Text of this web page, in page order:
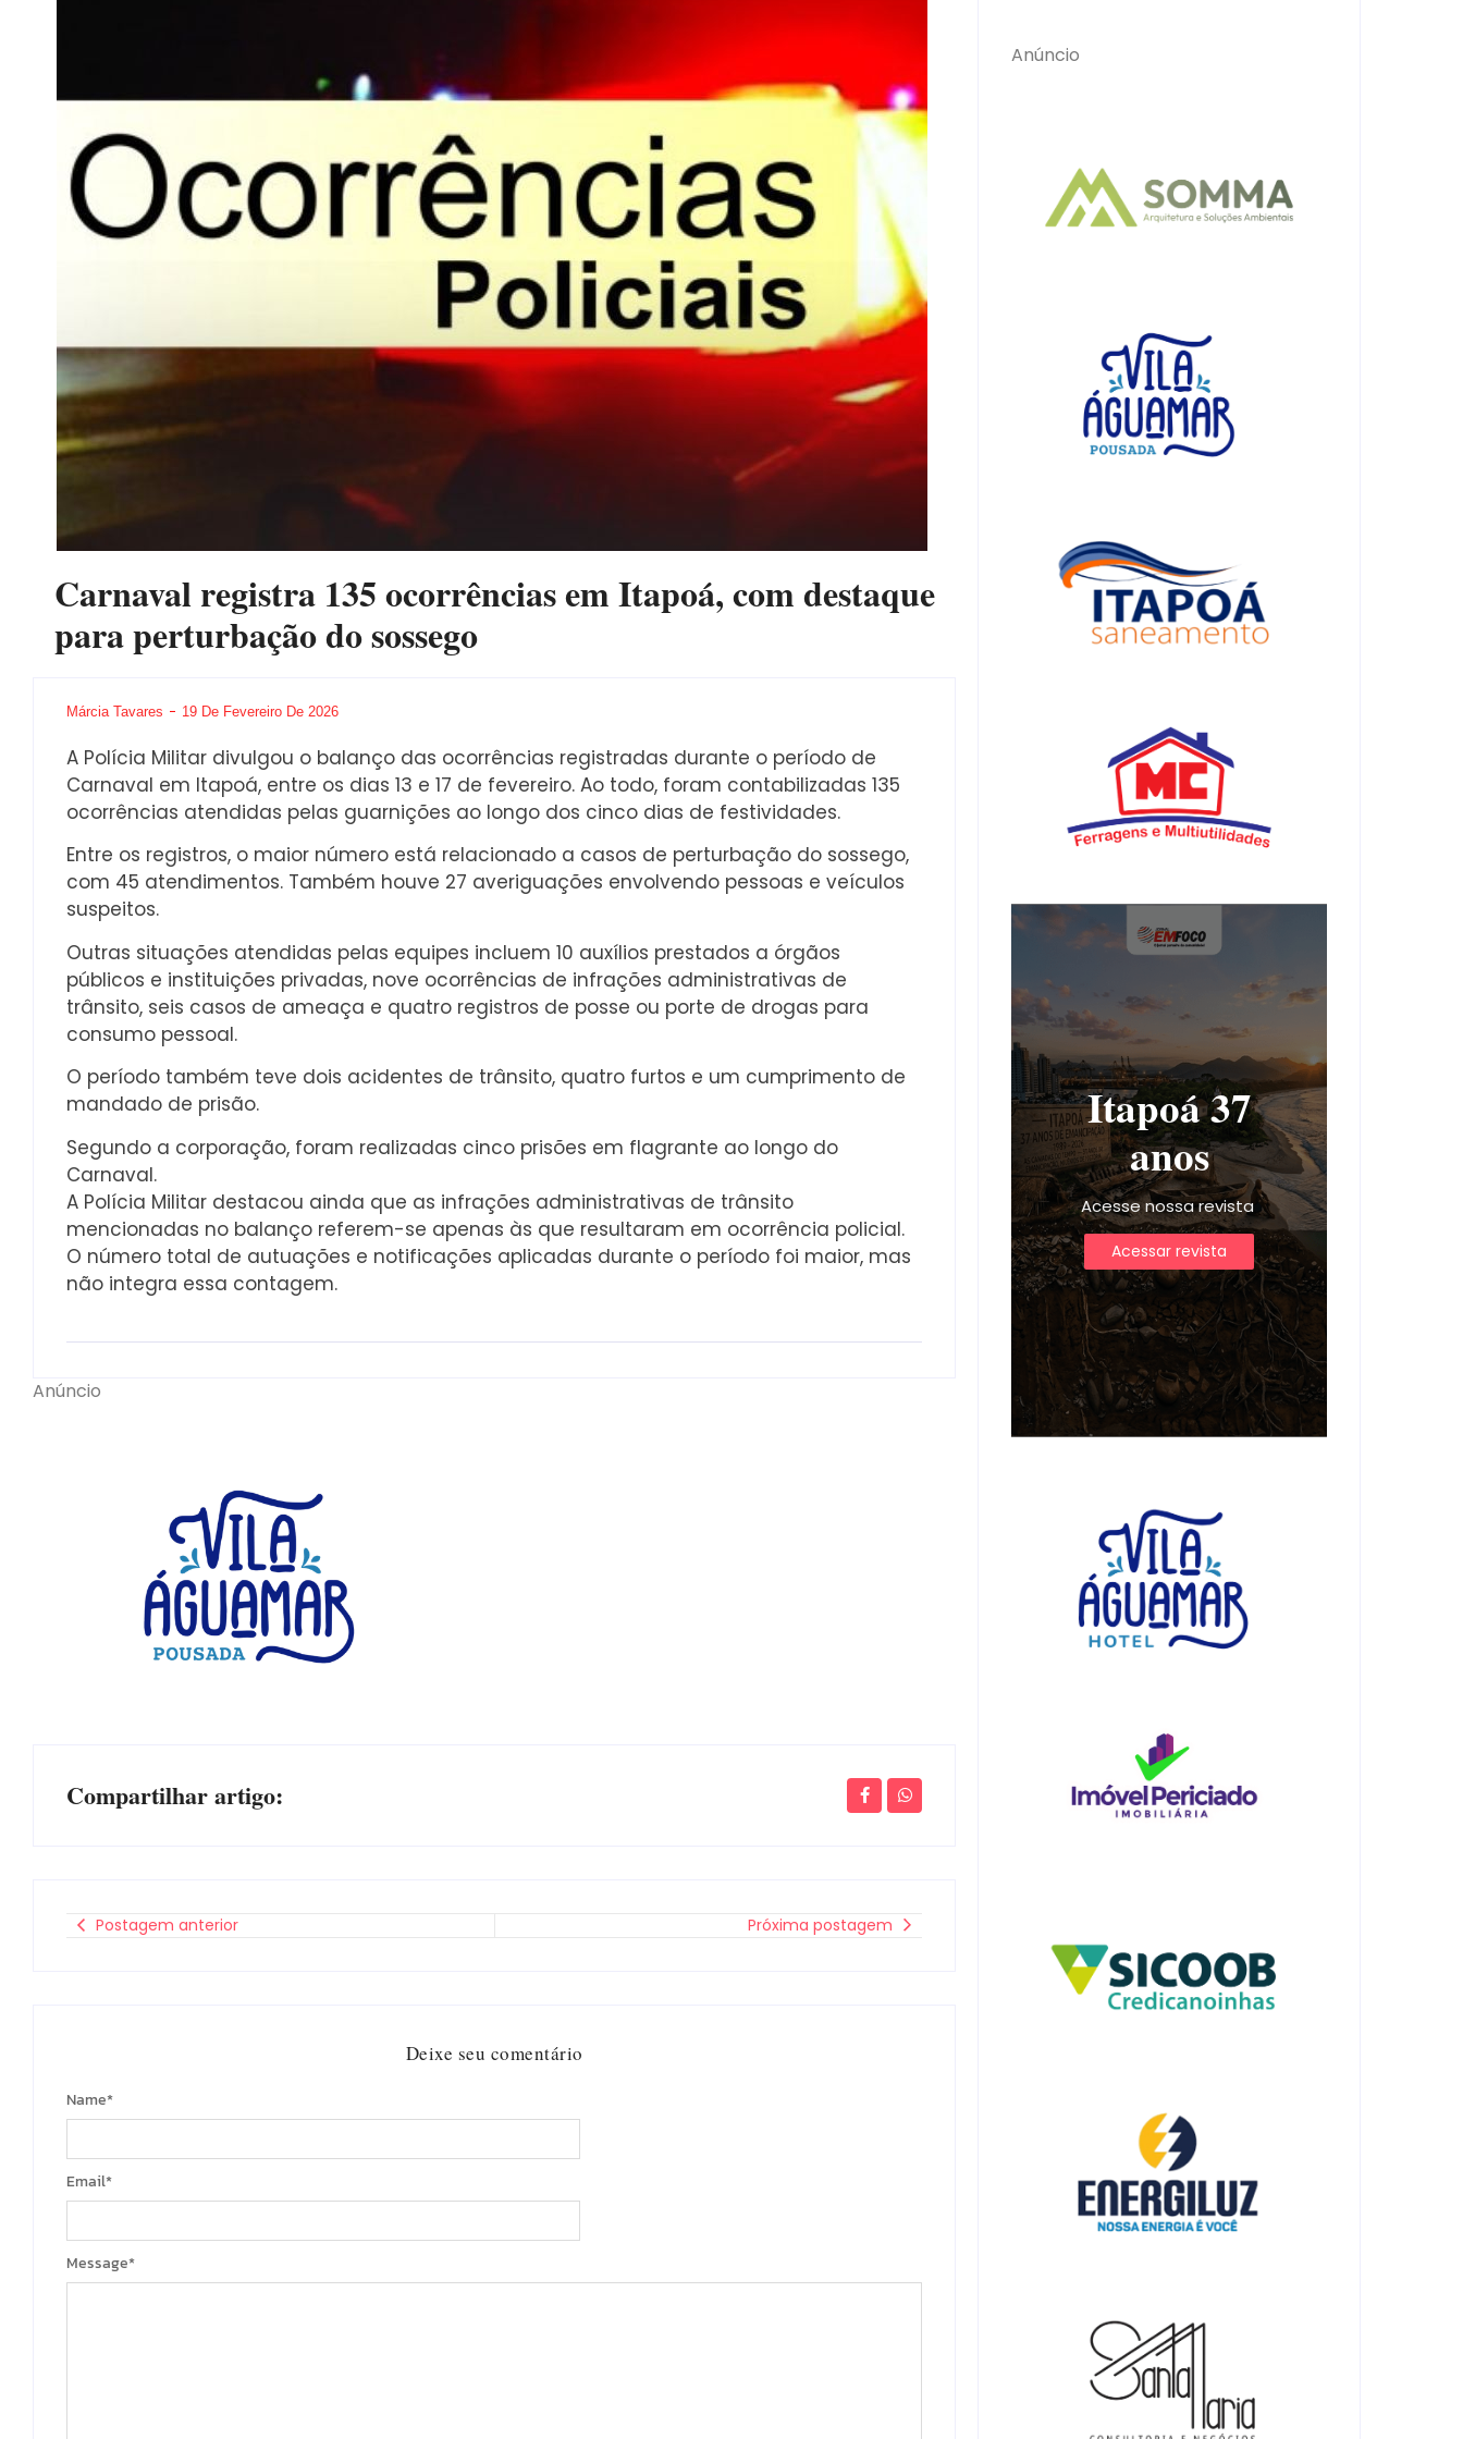
Carnaval registra 135 ocorrências em Itapoá, com destaque
para perturbação do sossego
Márcia Tavares 19 De Fevereiro De 2026
A Polícia Militar divulgou o balanço das ocorrências registradas durante o período de
Carnaval em Itapoá, entre os dias 13 e 17 de fevereiro. Ao todo, foram contabilizadas 135
ocorrências atendidas pelas guarnições ao longo dos cinco dias de festividades.
Entre os registros, o maior número está relacionado a casos de perturbação do sossego,
com 45 atendimentos. Também houve 27 averiguações envolvendo pessoas e veículos
suspeitos.
Outras situações atendidas pelas equipes incluem 10 auxílios prestados a órgãos
públicos e instituições privadas, nove ocorrências de infrações administrativas de
trânsito, seis casos de ameaça e quatro registros de posse ou porte de drogas para
consumo pessoal.
O período também teve dois acidentes de trânsito, quatro furtos e um cumprimento de
mandado de prisão.
Segundo a corporação, foram realizadas cinco prisões em flagrante ao longo do
Carnaval.
A Polícia Militar destacou ainda que as infrações administrativas de trânsito
mencionadas no balanço referem-se apenas às que resultaram em ocorrência policial.
O número total de autuações e notificações aplicadas durante o período foi maior, mas
não integra essa contagem.
Anúncio
Compartilhar artigo:
Postagem anterior Próxima postagem
Deixe seu comentário
Message*
Name*
Email*
Anúncio
Itapoá 37
anos
Acesse nossa revista
Acessar revista